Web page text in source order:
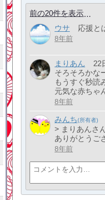
前の20件を表示
ウサ
応援と
8年前
まりあん
22
そろそろかな
もうすぐ秒読
元気な赤ちゃ
8年前
みんち
> まりあんさ
ありがとうご
8年前